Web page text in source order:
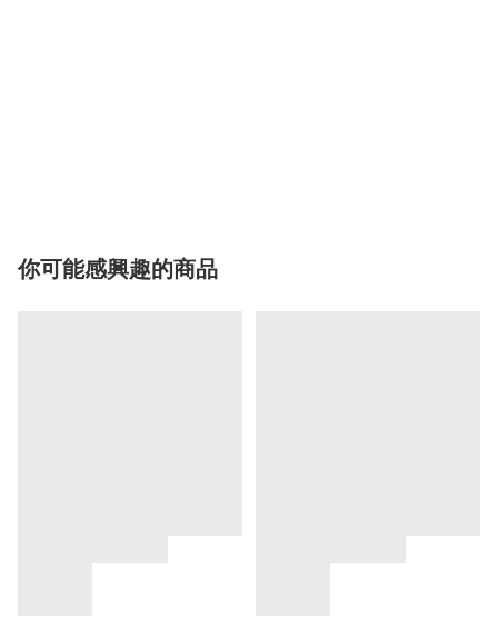
你可能感興趣的商品